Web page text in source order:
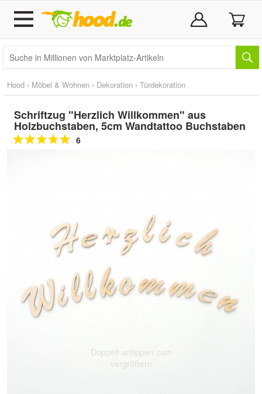
Hood › Möbel & Wohnen › Dekoration › Türdekoration
Schriftzug "Herzlich Willkommen" aus
Holzbuchstaben, 5cm Wandtattoo Buchstaben
6
Doppelt antippen zum
vergrößern